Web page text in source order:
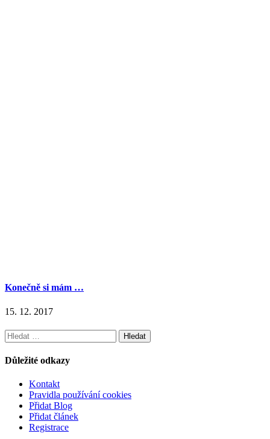
Konečně si mám …
15. 12. 2017
Vyhledávání
Důležité odkazy
Kontakt
Pravidla používání cookies
Přidat Blog
Přidat článek
Registrace